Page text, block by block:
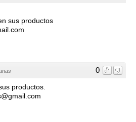
sus productos
0
productos.